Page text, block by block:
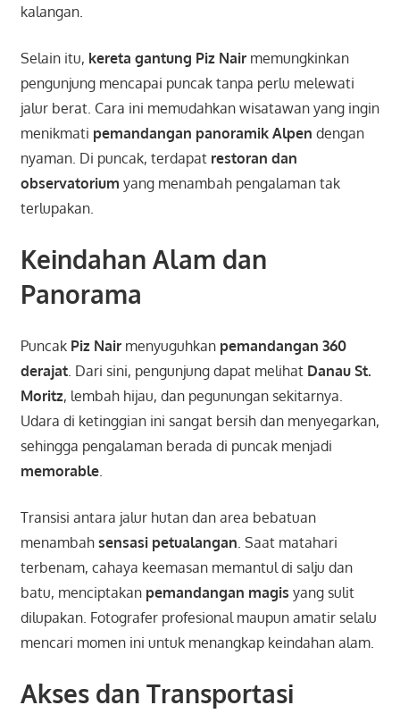
kalangan.
Selain itu, kereta gantung Piz Nairmemungkinkan
pengunjung mencapai puncak tanpa perlu melewati
jalur berat. Cara ini memudahkan wisatawan yang ingin
menikmati pemandangan panoramik Alpen dengan
nyaman. Di puncak, terdapat restoran dan
observatorium yang menambah pengalaman tak
terlupakan.
Keindahan Alam dan
Panorama
Puncak Piz Nairmenyuguhkan pemandangan 360
derajat. Dari sini, pengunjung dapat melihat Danau St.
Moritz, lembah hijau, dan pegunungan sekitarnya.
Udara di ketinggian ini sangat bersih dan menyegarkan,
sehingga pengalaman berada di puncak menjadi
memorable.
Transisi antara jalur hutan dan area bebatuan
menambah sensasi petualangan . Saat matahari
terbenam, cahaya keemasan memantul di salju dan
batu, menciptakan pemandangan magis yang sulit
dilupakan. Fotografer profesional maupun amatir selalu
mencari momen ini untuk menangkap keindahan alam.
Akses dan Transportasi